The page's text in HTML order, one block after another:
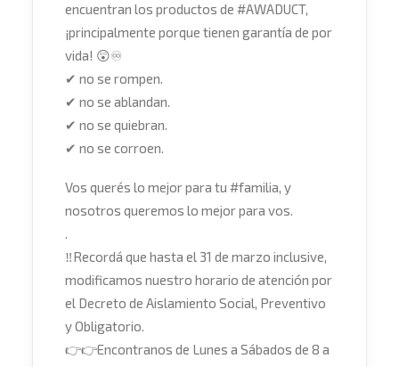
encuentran los productos de #AWADUCT,
¡principalmente porque tienen garantía de por
vida! 😲♾
✔ no se rompen.
✔ no se ablandan.
✔ no se quiebran.
✔ no se corroen.
Vos querés lo mejor para tu #familia, y
nosotros queremos lo mejor para vos.
.
‼Recordá que hasta el 31 de marzo inclusive,
modificamos nuestro horario de atención por
el Decreto de Aislamiento Social, Preventivo
y Obligatorio.
👉👉Encontranos de Lunes a Sábados de 8 a